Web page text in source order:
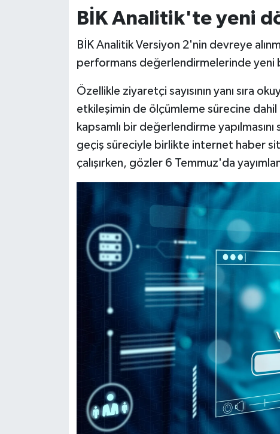
BİK Analitik'te yeni
BİK Analitik Versiyon 2'nin devreye
performans değerlendirmelerinde yeni
Özellikle ziyaretçi sayısının yanı sıra
etkileşimin de ölçümleme sürecine dahil
kapsamlı bir değerlendirme
geçiş süreciyle birlikte internet haber
çalışırken, gözler 6 Temmuz'da
Televizyon
Yaşam-Çevre